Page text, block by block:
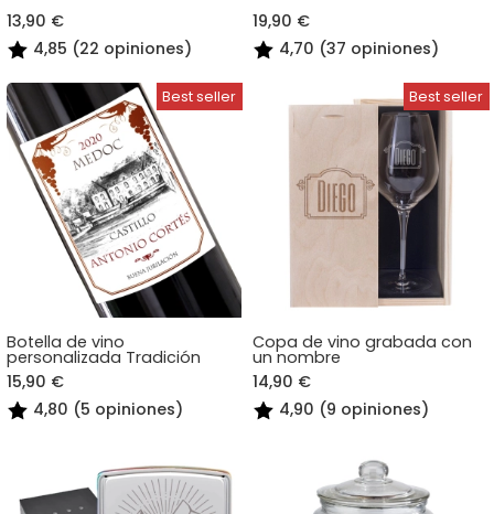
13,90 €
4,85 (22 opiniones)
19,90 €
4,70 (37 opiniones)
Botella de vino
personalizada Tradición
15,90 €
4,80 (5 opiniones)
Copa de vino grabada con
un nombre
14,90 €
4,90 (9 opiniones)